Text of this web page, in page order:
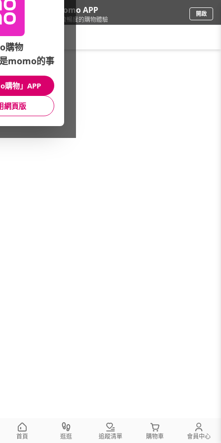
下載momo APP
給你3倍流暢度的購物體驗
開啟
3C週邊/視訊監控
IPCAM★影像畫質
網路攝影機
本月主打
首頁 逛逛 追蹤清單 購物車 會員中心
購物
momo的事
購物」APP
網頁版